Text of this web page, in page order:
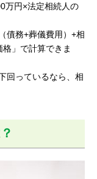
万円×法定相続人の
債務+葬儀費用）+相
」で計算できま
回っているなら、相